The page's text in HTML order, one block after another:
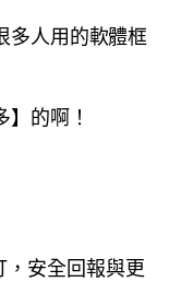
多人用的軟體框
的啊！
，安全回報與更